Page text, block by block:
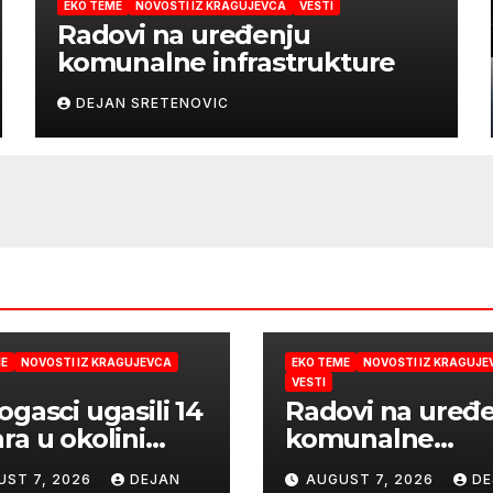
EKO TEME NOVOSTI IZ KRAGUJEVCA VESTI
Radovi na uređenju
komunalne infrastrukture
DEJAN SRETENOVIC
NOVOSTI IZ KRAGUJEVCA
ugasili 14
u okolini
7, 2026 DEJAN
EKO TEME
NOVOSTI IZ
VESTI
Radovi na
komunalne
infrastrukture
AUGUST 7, 2026